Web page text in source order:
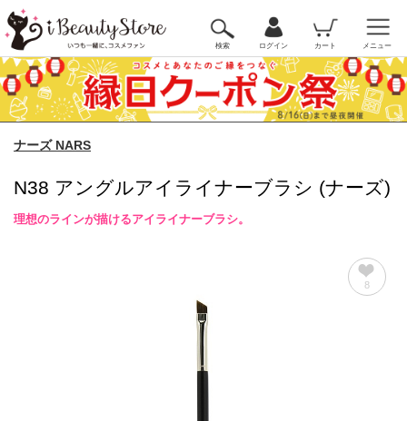
検索 ログイン カート メニュー
ナーズ NARS
N38 アングルアイライナーブラシ (ナーズ)
理想のラインが描けるアイライナーブラシ。
8